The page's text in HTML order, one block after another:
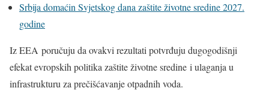
Srbija domaćin Svjetskog dana zaštite životne sredine 2027.
godine
Iz EEA poručuju da ovakvi rezultati potvrđuju dugogodišnji
efekat evropskih politika zaštite životne sredine i ulaganja u
infrastrukturu za prečišćavanje otpadnih voda.